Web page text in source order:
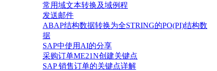
常用域文本转换及域例程
发送邮件
ABAP结构数据转换为全STRING的PO(PI)结构数
据
SAP中使用AI的分享
采购订单ME21N创建关键点
SAP 销售订单的关键点详解